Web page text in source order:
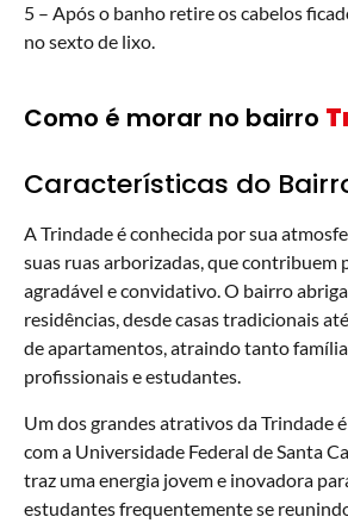
5 – Após o banho retire os cabelos
no sexto de lixo.
Como é morar no bairro
Características do
A Trindade é conhecida por sua
suas ruas arborizadas, que contribuem
agradável e convidativo. O bairro
residências, desde casas tradicionais
de apartamentos, atraindo tanto
profissionais e estudantes.
Um dos grandes atrativos da Trindade
com a Universidade Federal de Santa
traz uma energia jovem e inovadora
estudantes frequentemente se